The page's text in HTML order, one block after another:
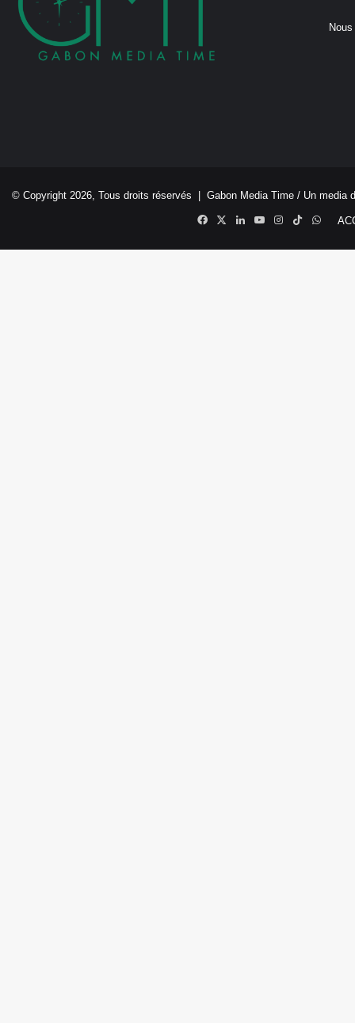
© Copyright 2026, Tous droits réservés | Gabon Media Time / Un media
Facebook
X LinkedinYouTubeInstagram
TikTok